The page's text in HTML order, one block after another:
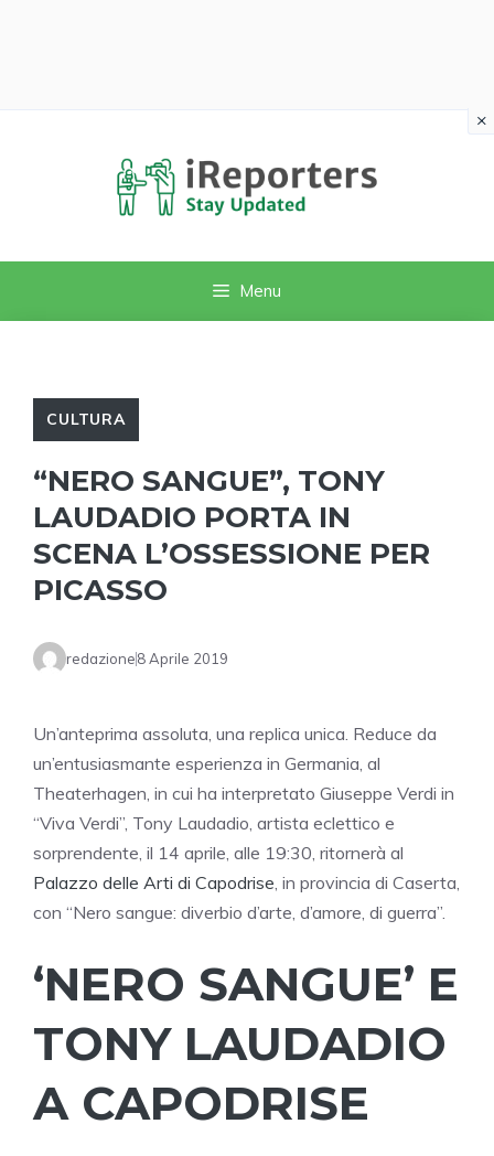
Menu
CULTURA
“NERO SANGUE”, TONY
LAUDADIO PORTA IN
SCENA L’OSSESSIONE PER
PICASSO
redazione8 Aprile 2019
Un’anteprima assoluta, una replica unica. Reduce da
un’entusiasmante esperienza in Germania, al
Theaterhagen, in cui ha interpretato Giuseppe Verdi in
“Viva Verdi”, Tony Laudadio, artista eclettico e
sorprendente, il 14 aprile, alle 19:30, ritornerà al
Palazzo delle Arti di Capodrise, in provincia di Caserta,
con “Nero sangue: diverbio d’arte, d’amore, di guerra”.
‘NERO SANGUE’ E
TONY LAUDADIO
A CAPODRISE
×